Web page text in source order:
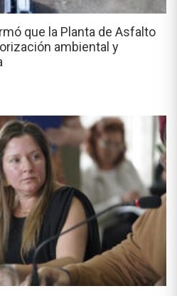
que la Planta de Asfalto
ambiental y